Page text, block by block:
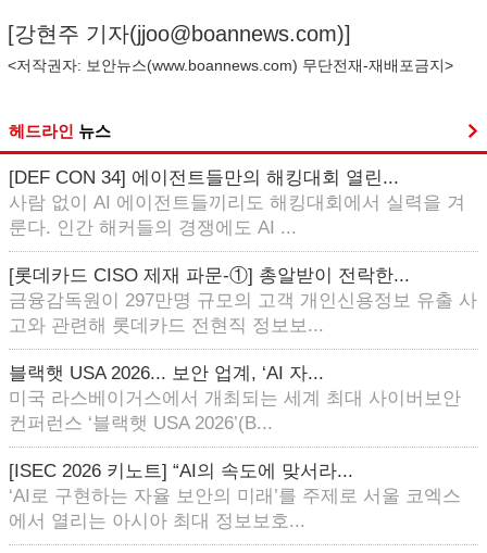
[강현주 기자(jjoo@boannews.com)]
<저작권자: 보안뉴스(www.boannews.com) 무단전재-재배포금지>
헤드라인 뉴스
[DEF CON 34] 에이전트들만의 해킹대회 열린...
사람 없이 AI 에이전트들끼리도 해킹대회에서 실력을 겨
룬다. 인간 해커들의 경쟁에도 AI ...
[롯데카드 CISO 제재 파문-①] 총알받이 전락한...
금융감독원이 297만명 규모의 고객 개인신용정보 유출 사
고와 관련해 롯데카드 전현직 정보보...
블랙햇 USA 2026... 보안 업계, ‘AI 자...
미국 라스베이거스에서 개최되는 세계 최대 사이버보안
컨퍼런스 ‘블랙햇 USA 2026’(B...
[ISEC 2026 키노트] “AI의 속도에 맞서라...
‘AI로 구현하는 자율 보안의 미래’를 주제로 서울 코엑스
에서 열리는 아시아 최대 정보보호...